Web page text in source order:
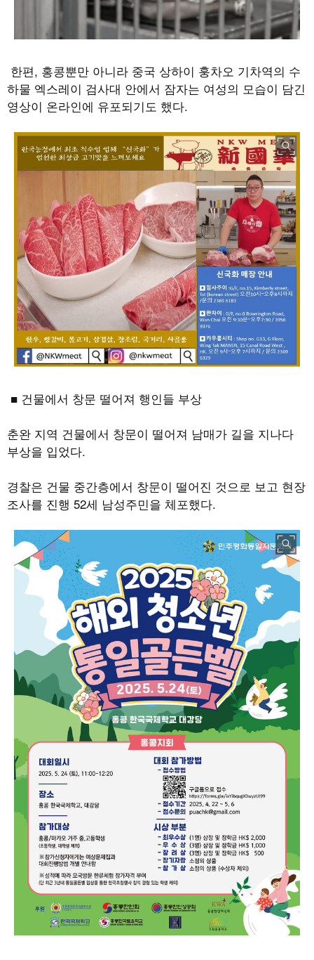
한편, 홍콩뿐만 아니라 중국 상하이 훙차오 기차역의 수
하물 엑스레이 검사대 안에서 잠자는 여성의 모습이 담긴
영상이 온라인에 유포되기도 했다.
■ 건물에서 창문 떨어져 행인들 부상
춘완 지역 건물에서 창문이 떨어져 남매가 길을 지나다
부상을 입었다.
경찰은 건물 중간층에서 창문이 떨어진 것으로 보고 현장
조사를 진행 52세 남성주민을 체포했다.